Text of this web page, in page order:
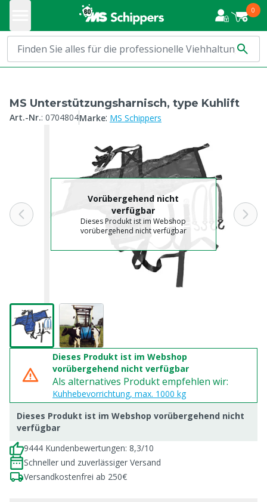
0
MS Unterstützungsharnisch, type Kuhlift
Art.-Nr.: 0704804Marke: MS Schippers
Vorübergehend nicht
verfügbar
Dieses Produkt ist im Webshop
vorübergehend nicht verfügbar
Dieses Produkt ist im Webshop
vorübergehend nicht verfügbar
Als alternatives Produkt empfehlen wir:
Kuhhebevorrichtung, max. 1000 kg
Dieses Produkt ist im Webshop vorübergehend nicht
verfügbar
9444 Kundenbewertungen: 8,3/10
Schneller und zuverlässiger Versand
Versandkostenfrei ab 250€